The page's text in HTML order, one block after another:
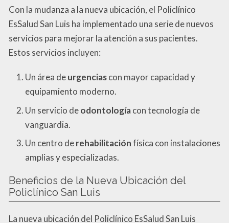
Con la mudanza a la nueva ubicación, el Policlínico
EsSalud San Luis ha implementado una serie de nuevos
servicios para mejorar la atención a sus pacientes.
Estos servicios incluyen:
Un área deurgenciascon mayor capacidad y
equipamiento moderno.
Un servicio deodontologíacon tecnología de
vanguardia.
Un centro derehabilitaciónfísica con instalaciones
amplias y especializadas.
Beneficios de la Nueva Ubicación del
Policlínico San Luis
La nueva ubicación del Policlínico EsSalud San Luis